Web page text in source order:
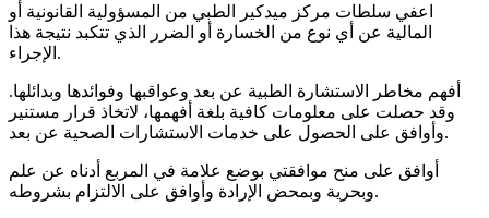
اعفي سلطات مركز ميدكير الطبي من المسؤولية القانونية أو
المالية عن أي نوع من الخسارة أو الضرر الذي تتكبد نتيجة هذا
الإجراء.
أفهم مخاطر الاستشارة الطبية عن بعد وعواقبها وفوائدها وبدائلها.
وقد حصلت على معلومات كافية بلغة أفهمها، لاتخاذ قرار مستنير
وأوافق على الحصول على خدمات الاستشارات الصحية عن بعد.
أوافق على منح موافقتي بوضع علامة في المربع أدناه عن علم
وبحرية وبمحض الإرادة وأوافق على الالتزام بشروطه.